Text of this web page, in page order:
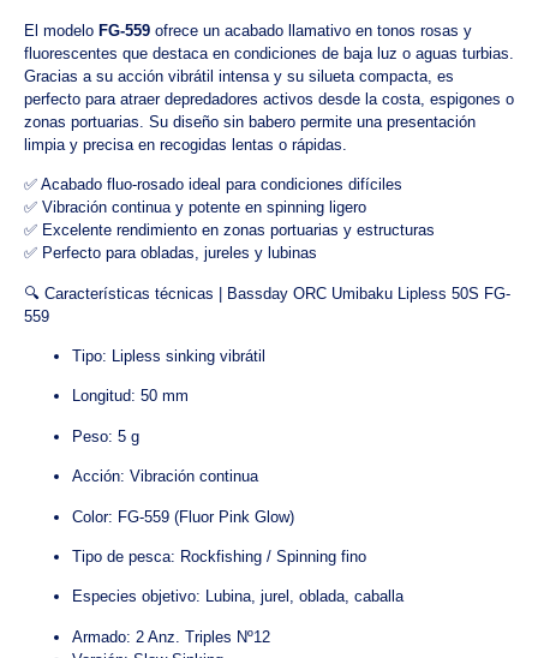
El modelo FG-559 ofrece un acabado llamativo en tonos rosas y
fluorescentes que destaca en condiciones de baja luz o aguas turbias.
Gracias a su acción vibrátil intensa y su silueta compacta, es
perfecto para atraer depredadores activos desde la costa, espigones o
zonas portuarias. Su diseño sin babero permite una presentación
limpia y precisa en recogidas lentas o rápidas.
✅ Acabado fluo-rosado ideal para condiciones difíciles
✅ Vibración continua y potente en spinning ligero
✅ Excelente rendimiento en zonas portuarias y estructuras
✅ Perfecto para obladas, jureles y lubinas
🔍 Características técnicas | Bassday ORC Umibaku Lipless 50S FG-
559
Tipo: Lipless sinking vibrátil
Longitud: 50 mm
Peso: 5 g
Acción: Vibración continua
Color: FG-559 (Fluor Pink Glow)
Tipo de pesca: Rockfishing / Spinning fino
Especies objetivo: Lubina, jurel, oblada, caballa
Armado: 2 Anz. Triples Nº12